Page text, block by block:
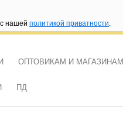
нашей политикой приватности.
ОПТОВИКАМ И МАГАЗИНАМ
ПД